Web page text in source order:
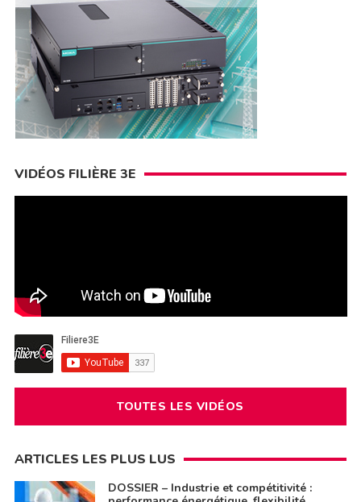
VIDÉOS FILIÈRE 3E
TOUTES LES VIDÉOS
ARTICLES LES PLUS LUS
DOSSIER – Industrie et compétitivité :